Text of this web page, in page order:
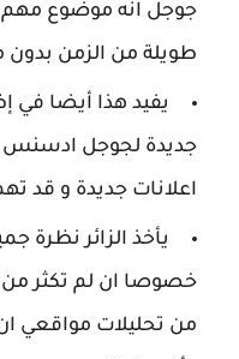
جوجل انه موضوع مهم
طويلة من الزمن بدون
يفيد هذا أيضا في
جديدة لجوجل ادسنس ،
اعلانات جديدة و قد
يأخذ الزائر نظرة
خصوصا ان لم تكثر من
من تحليلات مواقعي